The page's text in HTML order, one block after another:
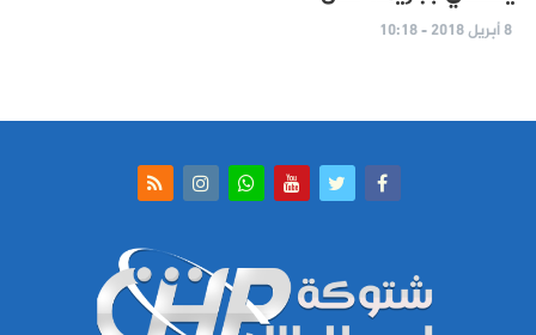
8 أبريل 2018 - 10:18